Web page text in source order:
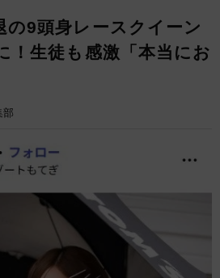
の9頭身レースクイーン
！生徒も感激「本当にお
部